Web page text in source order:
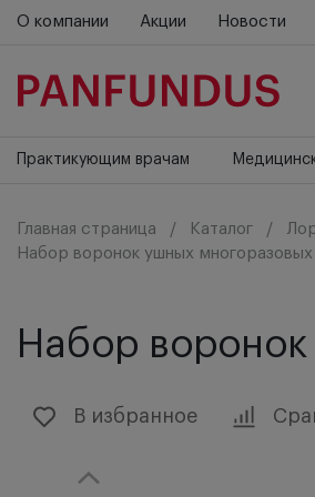
О компании Акции Новости
Практикующим врачам
Главная страница Каталог
Набор воронок ушных
Набор
В избранное